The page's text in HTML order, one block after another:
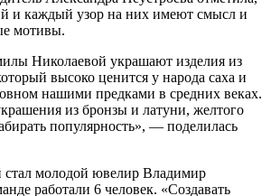
и каждый узор на них имеют смысл и
мотивы.
Николаевой украшают изделия из
высоко ценится у народа саха и
нашими предками в средних веках.
из бронзы и латуни, желтого
популярность», — поделилась
молодой ювелир Владимир
работали 6 человек. «Создавать